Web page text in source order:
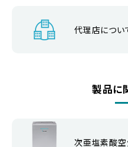
代理店につい
製品に
次亜塩素酸